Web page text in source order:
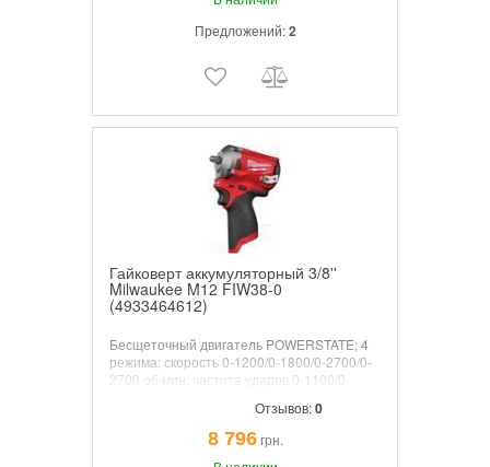
Предложений:2
Гайковерт аккумуляторный 3/8''
Milwaukee M12 FIW38-0
(4933464612)
Бесщеточный двигатель POWERSTATE; 4
режима: скорость 0-1200/0-1800/0-2700/0-
2700 об/мин; частота ударов 0-1100/0-
крутящий момент 40/70/339/авто/ Нм; без
аккумулятора и с/у; Вес 1,1; патрон 3/8";
упаковка - картон.
Отзывов:0
8 796грн.